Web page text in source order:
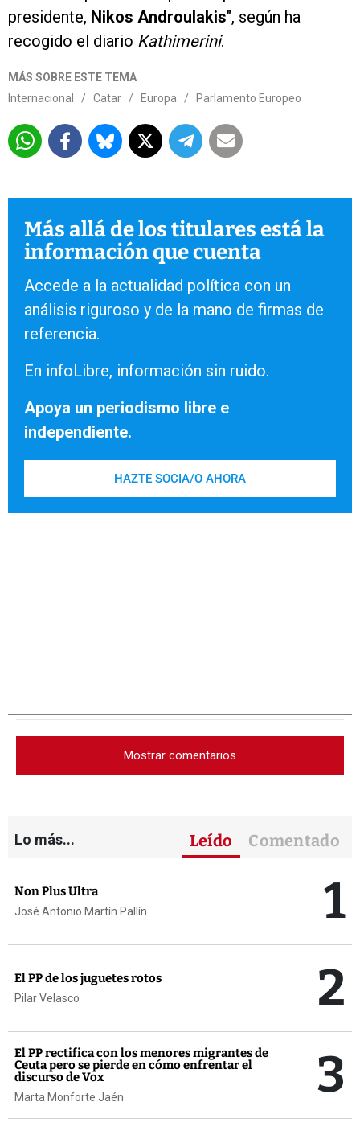
presidente, Nikos Androulakis", según ha
recogido el diario Kathimerini.
MÁS SOBRE ESTE TEMA
Internacional
/ Catar / Europa / Parlamento Europeo
Más allá de los titulares está la
información que cuenta
Accede a la actualidad política con un
análisis riguroso y de la mano de firmas de
referencia.
En infoLibre, información sin ruido.
Apoya un periodismo libre e
independiente.
HAZTE SOCIA/O AHORA
Mostrar comentarios
Lo más... Leído Comentado
Non Plus Ultra
José Antonio Martín Pallín 1
El PP de los juguetes rotos
Pilar Velasco 2
El PP rectifica con los menores migrantes de
Ceuta pero se pierde en cómo enfrentar el
discurso de Vox
Marta Monforte Jaén 3